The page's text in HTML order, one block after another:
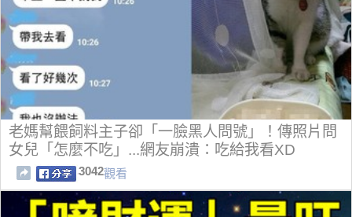
老媽幫餵飼料主子卻「一臉黑人問號」！傳照片問
女兒「怎麼不吃」...網友崩潰：吃給我看XD
3042觀看